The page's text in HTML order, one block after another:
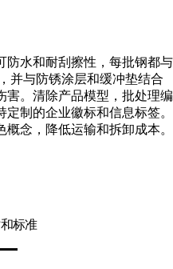
防水和耐刮擦性，每批钢都与
并与防锈涂层和缓冲垫结合
害。清除产品模型，批处理编
制的企业徽标和信息标签。
念，降低运输和拆卸成本。
标准